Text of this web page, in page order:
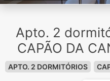
Apto. 2
CAPÃO DA
APTO. 2 DORMITÓRIOS